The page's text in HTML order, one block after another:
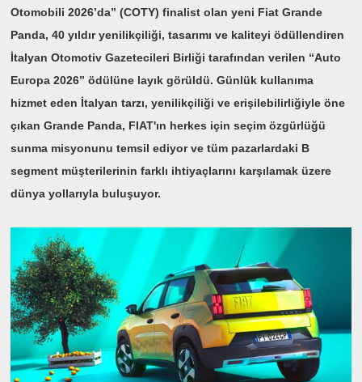
Otomobili 2026’da” (COTY) finalist olan yeni Fiat Grande
Panda, 40 yıldır yenilikçiliği, tasarımı ve kaliteyi ödüllendiren
İtalyan Otomotiv Gazetecileri Birliği tarafından verilen “Auto
Europa 2026” ödülüne layık görüldü. Günlük kullanıma
hizmet eden İtalyan tarzı, yenilikçiliği ve erişilebilirliğiyle öne
çıkan Grande Panda, FIAT'ın herkes için seçim özgürlüğü
sunma misyonunu temsil ediyor ve tüm pazarlardaki B
segment müşterilerinin farklı ihtiyaçlarını karşılamak üzere
dünya yollarıyla buluşuyor.